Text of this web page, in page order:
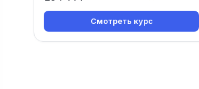
Смотреть курс